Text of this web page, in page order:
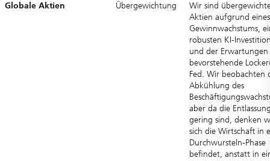
Globale Aktien Übergewichtung
Wir sind
Aktien aufgrund
Gewinnwachstums,
robusten KI-
und der Erwartungen
bevorstehende
Fed. Wir beobachten
Abkühlung des
aber da die
gering sind, denken
sich die Wirtschaft in
Durchwursteln-Phase
befindet, anstatt in